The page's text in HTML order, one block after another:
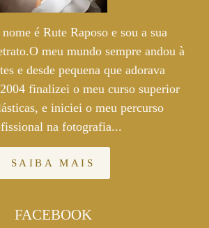
é Rute Raposo e sou a sua
meu mundo sempre andou à
e desde pequena que adorava
finalizei o meu curso superior
e iniciei o meu percurso
na fotografia...
SAIBA MAIS
FACEBOOK